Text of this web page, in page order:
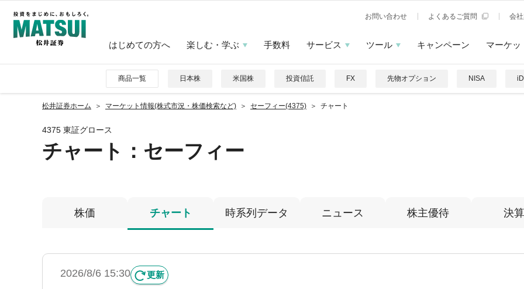
お問い合わせ よくあるご質問 会
はじめての方へ 楽しむ・学ぶ 手数料 サービス ツール キャンペーン マーケッ
商品一覧 日本株 米国株 投資信託 FX 先物オプション NISA
松井証券ホーム マーケット情報(株式市況・株価検索など) セーフィー(4375) チャート
4375 東証グロース
チャート： セーフィー
株価 チャート 時系列データ ニュース 株主優待 決算
2026/8/6 15:30 更新